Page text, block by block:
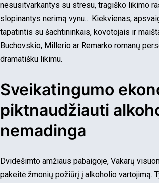
nesusitvarkantys su stresu, tragiško likimo
slopinantys nerimą vynu… Kiekvienas,
tapatintis su šachtininkais, kovotojais ir
Buchovskio, Millerio ar Remarko romanų
dramatišku likimu.
Sveikatingumo
piktnaudžiauti
nemadinga
Dvidešimto amžiaus pabaigoje, Vakarų
pakeitė žmonių požiūrį į alkoholio vartojimą.